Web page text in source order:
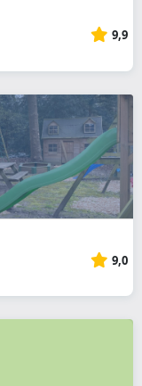
9,9
9,0